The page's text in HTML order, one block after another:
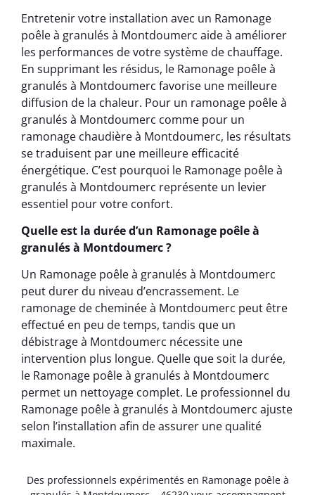
Entretenir votre installation avec un Ramonage
poêle à granulés à Montdoumerc aide à améliorer
les performances de votre système de chauffage.
En supprimant les résidus, le Ramonage poêle à
granulés à Montdoumerc favorise une meilleure
diffusion de la chaleur. Pour un ramonage poêle à
granulés à Montdoumerc comme pour un
ramonage chaudière à Montdoumerc, les résultats
se traduisent par une meilleure efficacité
énergétique. C’est pourquoi le Ramonage poêle à
granulés à Montdoumerc représente un levier
essentiel pour votre confort.
Quelle est la durée d’un Ramonage poêle à
granulés à Montdoumerc ?
Un Ramonage poêle à granulés à Montdoumerc
peut durer du niveau d’encrassement. Le
ramonage de cheminée à Montdoumerc peut être
effectué en peu de temps, tandis que un
débistrage à Montdoumerc nécessite une
intervention plus longue. Quelle que soit la durée,
le Ramonage poêle à granulés à Montdoumerc
permet un nettoyage complet. Le professionnel du
Ramonage poêle à granulés à Montdoumerc ajuste
selon l’installation afin de assurer une qualité
maximale.
Des professionnels expérimentés en Ramonage poêle à